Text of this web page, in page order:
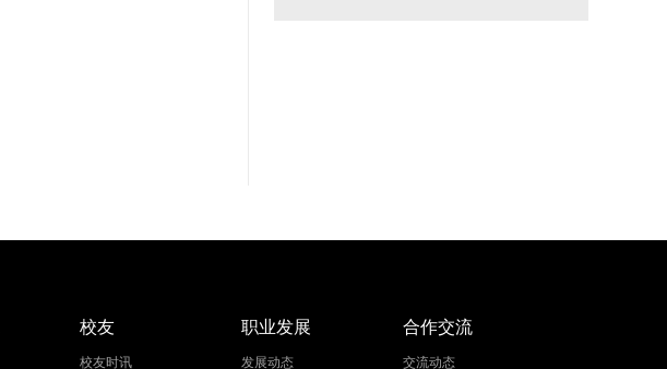
校友
校友时讯
职业发展
发展动态
合作交流
交流动态